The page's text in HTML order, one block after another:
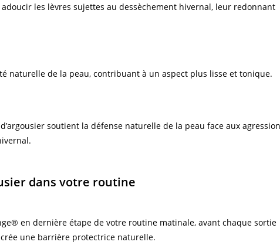
les lèvres sujettes au dessèchement hivernal, leur redonnant
naturelle de la peau, contribuant à un aspect plus lisse et tonique.
soutient la défense naturelle de la peau face aux
dans votre routine
en dernière étape de votre routine matinale, avant chaque sortie
une barrière protectrice naturelle.